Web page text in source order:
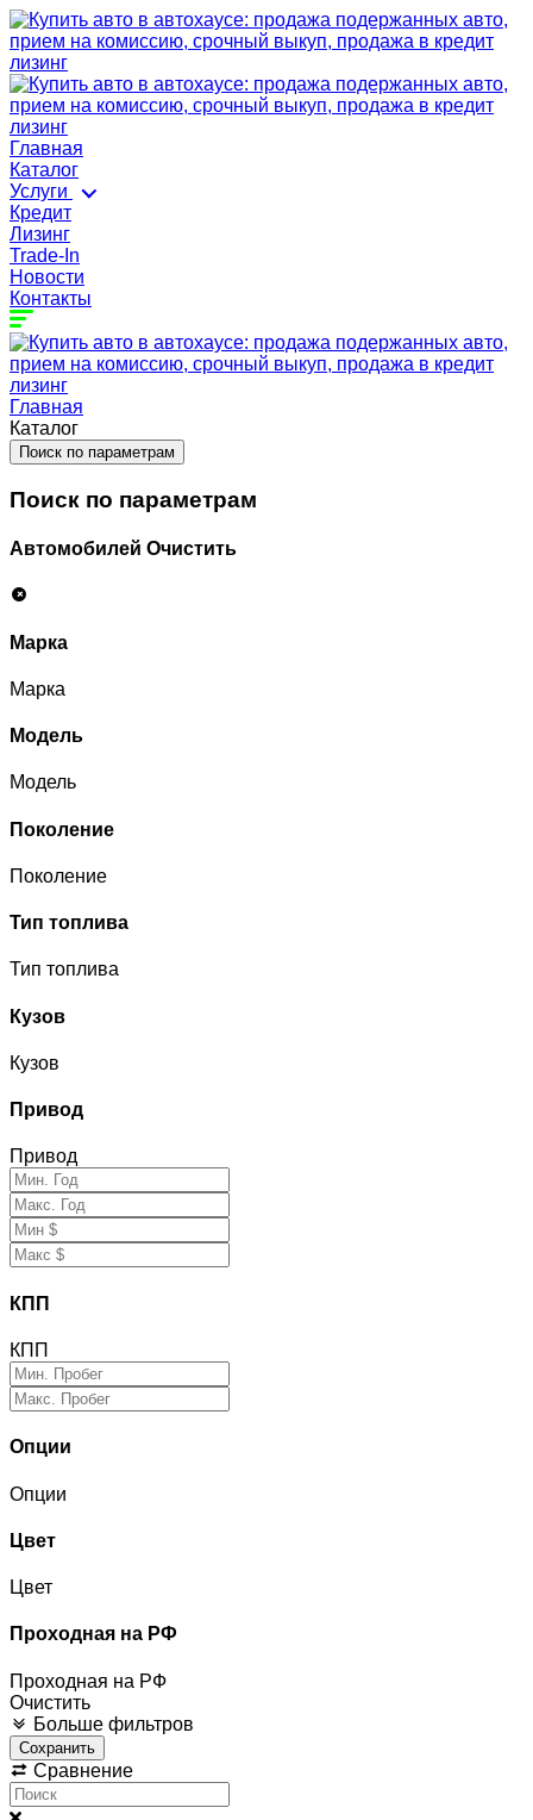
Главная
Каталог
Услуги
Кредит
Лизинг
Trade-In
Новости
Контакты
Главная
Каталог
Поиск по параметрам
Поиск по параметрам
Автомобилей Очистить
Марка
Марка
Модель
Модель
Поколение
Поколение
Тип топлива
Тип топлива
Кузов
Кузов
Привод
Привод
КПП
КПП
Опции
Опции
Цвет
Цвет
Проходная на РФ
Проходная на РФ
Очистить
Больше фильтров
Сохранить
Сравнение